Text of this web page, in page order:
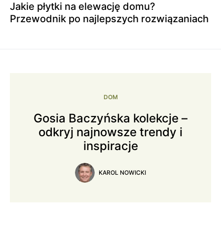
Jakie płytki na elewację domu?
Przewodnik po najlepszych rozwiązaniach
DOM
Gosia Baczyńska kolekcje –
odkryj najnowsze trendy i
inspiracje
KAROL NOWICKI